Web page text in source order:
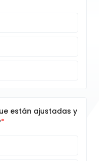
están ajustadas y